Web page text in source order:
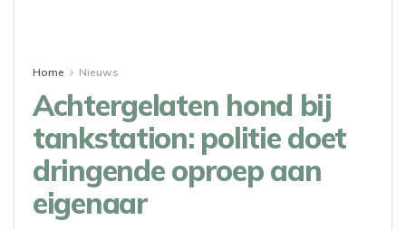
Home Nieuws
Achtergelaten hond bij
tankstation: politie doet
dringende oproep aan
eigenaar